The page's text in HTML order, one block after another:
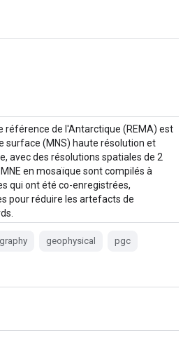
référence de l'Antarctique (REMA) est
surface (MNS) haute résolution et
avec des résolutions spatiales de 2
en mosaïque sont compilés à
qui ont été co-enregistrées,
pour réduire les artefacts de
geophysical pgc